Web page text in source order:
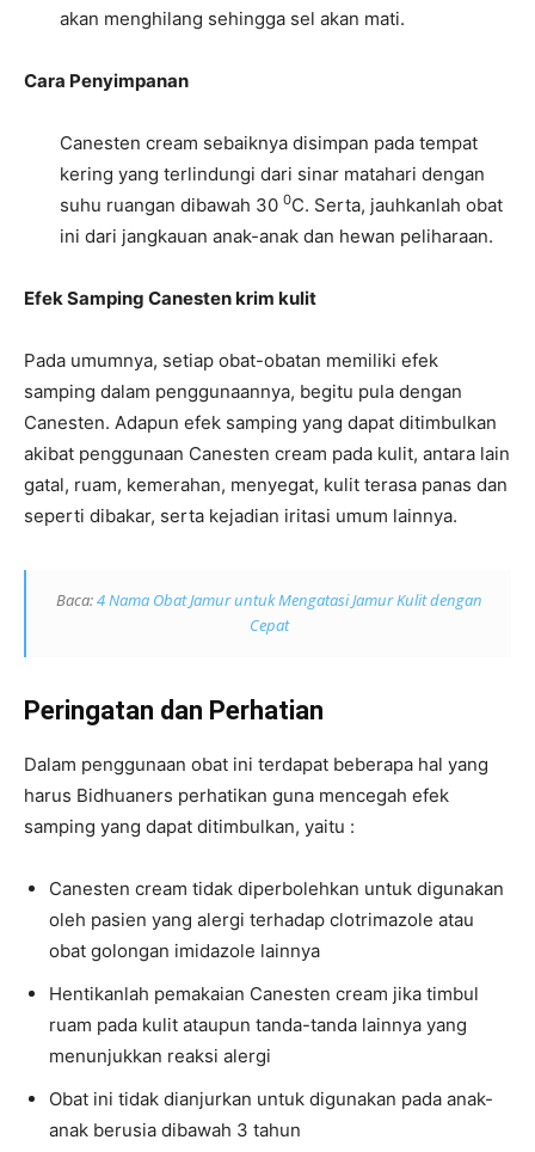
akan menghilang sehingga sel akan mati.
Cara Penyimpanan
Canesten cream sebaiknya disimpan pada tempat
kering yang terlindungi dari sinar matahari dengan
suhu ruangan dibawah 30 0C. Serta, jauhkanlah obat
ini dari jangkauan anak-anak dan hewan peliharaan.
Efek Samping Canesten krim kulit
Pada umumnya, setiap obat-obatan memiliki efek
samping dalam penggunaannya, begitu pula dengan
Canesten. Adapun efek samping yang dapat ditimbulkan
akibat penggunaan Canesten cream pada kulit, antara lain
gatal, ruam, kemerahan, menyegat, kulit terasa panas dan
seperti dibakar, serta kejadian iritasi umum lainnya.
Baca:4 Nama Obat Jamur untuk Mengatasi Jamur Kulit dengan
Cepat
Peringatan dan Perhatian
Dalam penggunaan obat ini terdapat beberapa hal yang
harus Bidhuaners perhatikan guna mencegah efek
samping yang dapat ditimbulkan, yaitu :
Canesten cream tidak diperbolehkan untuk digunakan
oleh pasien yang alergi terhadap clotrimazole atau
obat golongan imidazole lainnya
Hentikanlah pemakaian Canesten cream jika timbul
ruam pada kulit ataupun tanda-tanda lainnya yang
menunjukkan reaksi alergi
Obat ini tidak dianjurkan untuk digunakan pada anak-
anak berusia dibawah 3 tahun